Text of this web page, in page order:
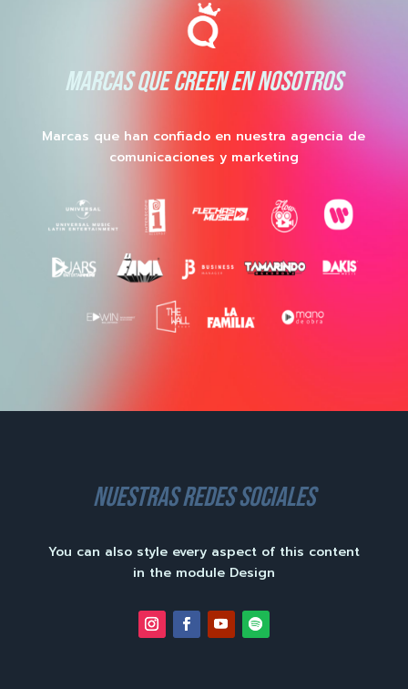
MARCAS QUE CREEN EN NOSOTROS
Marcas que han confiado en nuestra agencia de
comunicaciones y marketing
nuestras redes sociales
You can also style every aspect of this content
in the module Design